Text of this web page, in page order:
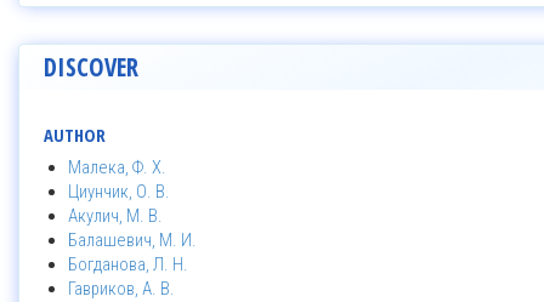
DISCOVER
AUTHOR
Малека, Ф. Х.
Циунчик, О. В.
Акулич, М. В.
Балашевич, М. И.
Богданова, Л. Н.
Гавриков, А. В.